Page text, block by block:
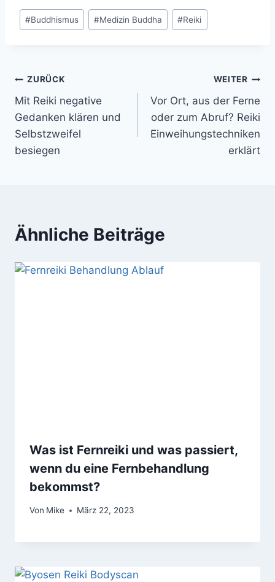
Schlagworte:
#Buddhismus #Medizin Buddha #Reiki
Beitragsnavigation
ZURÜCK
Mit Reiki negative
Gedanken klären und
Selbstzweifel
besiegen
WEITER
Vor Ort, aus der Ferne
oder zum Abruf? Reiki
Einweihungstechniken
erklärt
Ähnliche Beiträge
Was ist Fernreiki und was passiert,
wenn du eine Fernbehandlung
bekommst?
Von Mike März 22, 2023